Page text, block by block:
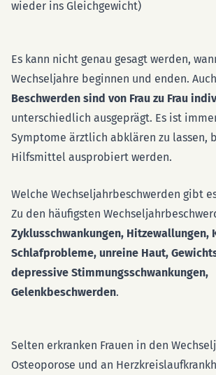
wieder ins Gleichgewicht)
Es kann nicht genau gesagt werden,
Wechseljahre beginnen und enden.
Beschwerden sind von Frau zu Frau
unterschiedlich ausgeprägt. Es ist
Symptome ärztlich abklären zu lassen,
Hilfsmittel ausprobiert werden.
Welche Wechseljahrbeschwerden gibt
Zu den häufigsten
Zyklusschwankungen, Hitzewallungen,
Schlafprobleme, unreine Haut,
depressive Stimmungsschwankungen,
Gelenkbeschwerden.
Selten erkranken Frauen in den
Osteoporose und an